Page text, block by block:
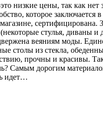
низкие цены, так как
которое
сертифицирована.
стулья, диваны
веяниям моды.
столы из стекла,
прочны и красивы.
Самым дорогим
идет…